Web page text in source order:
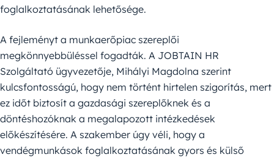
foglalkoztatásának lehetősége.
A fejleményt a munkaerőpiac szereplői
megkönnyebbüléssel fogadták. A JOBTAIN HR
Szolgáltató ügyvezetője, Mihályi Magdolna szerint
kulcsfontosságú, hogy nem történt hirtelen szigorítás, mert
ez időt biztosít a gazdasági szereplőknek és a
döntéshozóknak a megalapozott intézkedések
előkészítésére. A szakember úgy véli, hogy a
vendégmunkások foglalkoztatásának gyors és külső